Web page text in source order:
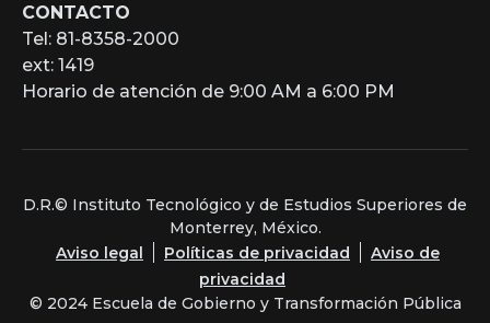
CONTACTO
Tel: 81-8358-2000
ext: 1419
Horario de atención de 9:00 AM a 6:00 PM
D.R.© Instituto Tecnológico y de Estudios Superiores de
Monterrey, México.
Aviso legal
Políticas de privacidad
Aviso de
privacidad
© 2024 Escuela de Gobierno y Transformación Pública